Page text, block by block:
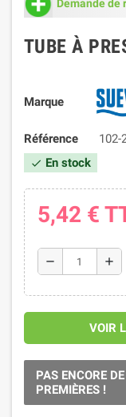
TUBE À
Marque
Référence 102-
check En stock
5,42 €
remove add
VOIR
PAS ENCORE
PREMIÈRES !